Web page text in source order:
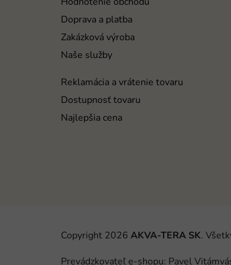
Doprava a platba
Zakázková výroba
Naše služby
Reklamácia a vrátenie tovaru
Dostupnosť tovaru
Najlepšia cena
Copyright 2026 AKVA-TERA SK.
Prevádzkovateľ e-shopu: Pavel